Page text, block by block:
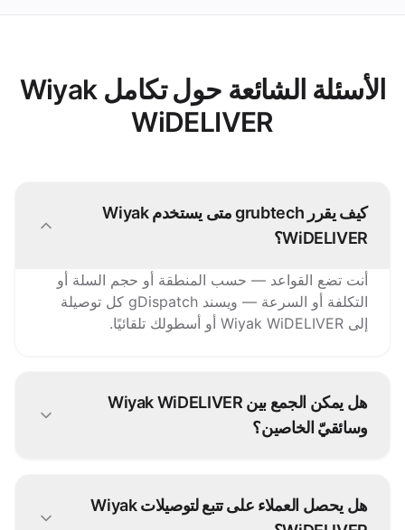
الأسئلة الشائعة حول تكامل Wiyak
WiDELIVER
كيف يقرر grubtech متى يستخدم Wiyak
WiDELIVER؟
أنت تضع القواعد — حسب المنطقة أو حجم السلة أو
التكلفة أو السرعة — ويسند gDispatch كل توصيلة
إلى Wiyak WiDELIVER أو أسطولك تلقائيًا.
هل يمكن الجمع بين Wiyak WiDELIVER
وسائقيّ الخاصين؟
والمسافات الأطول.
هل يحصل العملاء على تتبع لتوصيلات Wiyak